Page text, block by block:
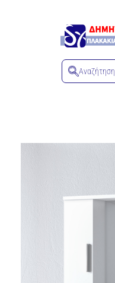
Αναζήτηση